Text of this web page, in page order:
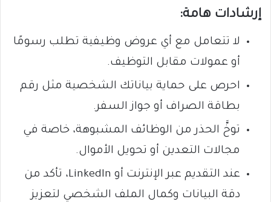
إرشادات هامة:
لا تتعامل مع أي عروض وظيفية تطلب رسومًا
أو عمولات مقابل التوظيف.
احرص على حماية بياناتك الشخصية مثل رقم
بطاقة الصراف أو جواز السفر.
توخَّ الحذر من الوظائف المشبوهة، خاصة في
مجالات التعدين أو تحويل الأموال.
عند التقديم عبر الإنترنت أو LinkedIn، تأكد من
دقة البيانات وكمال الملف الشخصي لتعزيز